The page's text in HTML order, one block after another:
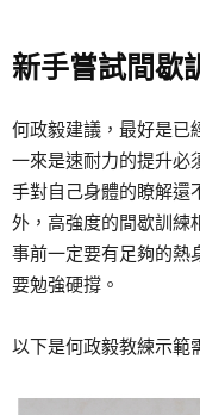
新手嘗試間歇
何政毅建議，最好是已
一來是速耐力的提升必
手對自己身體的瞭解還
外，高強度的間歇訓練
事前一定要有足夠的熱
要勉強硬撐。
以下是何政毅教練示範